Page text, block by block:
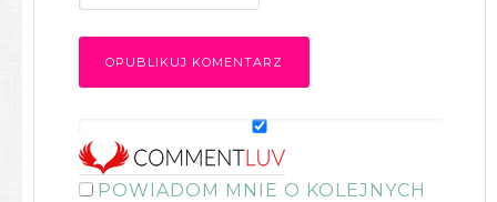
POWIADOM MNIE O KOLEJNYCH